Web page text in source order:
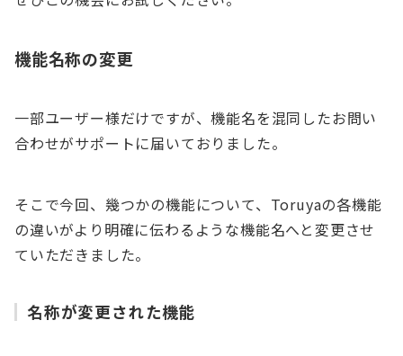
機能名称の変更
一部ユーザー様だけですが、機能名を混同したお問い
合わせがサポートに届いておりました。
そこで今回、幾つかの機能について、Toruyaの各機能
の違いがより明確に伝わるような機能名へと変更させ
ていただきました。
名称が変更された機能